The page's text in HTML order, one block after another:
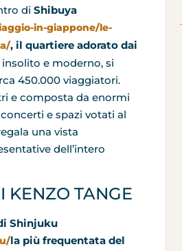
di Shibuya
in-giappone/le-
, il quartiere adorato dai
e moderno, si
450.000 viaggiatori.
e composta da enormi
e spazi votati al
una vista
dell’intero
KENZO TANGE
Shinjuku
la più frequentata del